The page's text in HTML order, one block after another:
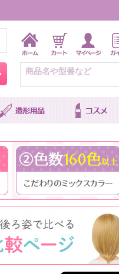
キャラ別おすすめ商品を